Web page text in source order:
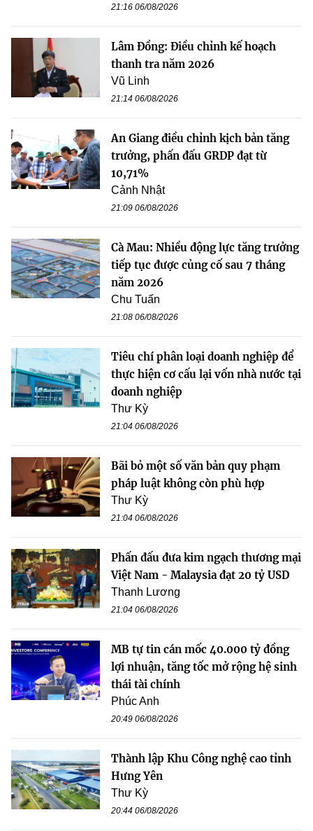
21:16 06/08/2026
Lâm Đồng: Điều chỉnh kế hoạch
thanh tra năm 2026
Vũ Linh
21:14 06/08/2026
An Giang điều chỉnh kịch bản tăng
trưởng, phấn đấu GRDP đạt từ
10,71%
Cảnh Nhật
21:09 06/08/2026
Cà Mau: Nhiều động lực tăng trưởng
tiếp tục được củng cố sau 7 tháng
năm 2026
Chu Tuấn
21:08 06/08/2026
Tiêu chí phân loại doanh nghiệp để
thực hiện cơ cấu lại vốn nhà nước tại
doanh nghiệp
Thư Kỳ
21:04 06/08/2026
Bãi bỏ một số văn bản quy phạm
pháp luật không còn phù hợp
Thư Kỳ
21:04 06/08/2026
Phấn đấu đưa kim ngạch thương mại
Việt Nam - Malaysia đạt 20 tỷ USD
Thanh Lương
21:04 06/08/2026
MB tự tin cán mốc 40.000 tỷ đồng
lợi nhuận, tăng tốc mở rộng hệ sinh
thái tài chính
Phúc Anh
20:49 06/08/2026
Thành lập Khu Công nghệ cao tỉnh
Hưng Yên
Thư Kỳ
20:44 06/08/2026